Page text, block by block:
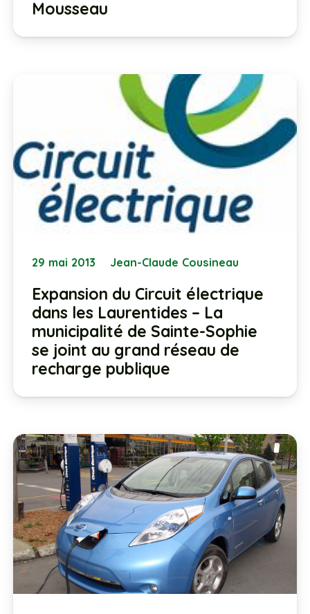
Mousseau
29 mai 2013 Jean-Claude Cousineau
Expansion du Circuit électrique
dans les Laurentides – La
municipalité de Sainte-Sophie
se joint au grand réseau de
recharge publique